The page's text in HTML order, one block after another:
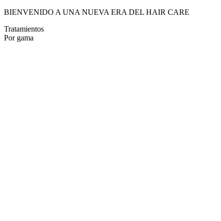
BIENVENIDO A UNA NUEVA ERA DEL HAIR CARE
Tratamientos
Por gama